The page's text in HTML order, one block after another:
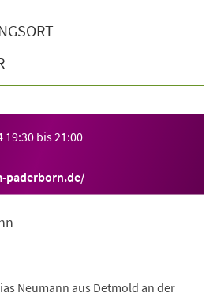
19:30 bis21:00
paderborn.de/
Neumann aus Detmold an der